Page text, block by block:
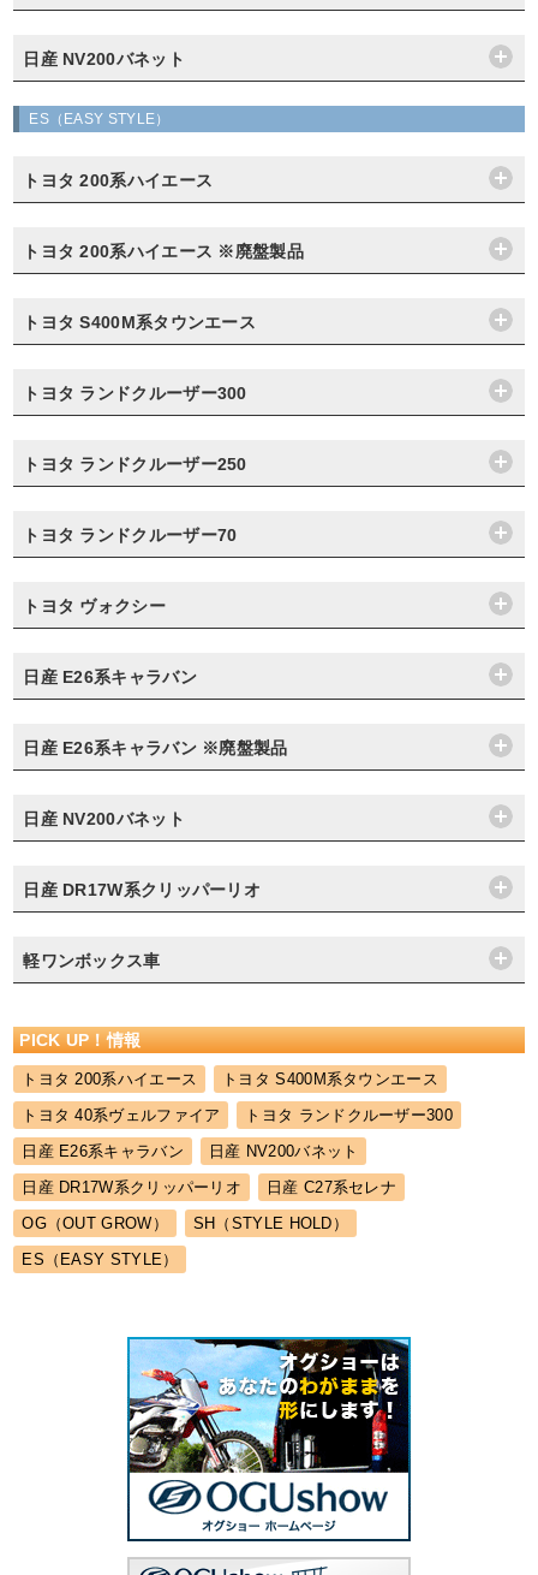
日産 NV200バネット
ES（EASY STYLE）
トヨタ 200系ハイエース
トヨタ 200系ハイエース ※廃盤製品
トヨタ S400M系タウンエース
トヨタ ランドクルーザー300
トヨタ ランドクルーザー250
トヨタ ランドクルーザー70
トヨタ ヴォクシー
日産 E26系キャラバン
日産 E26系キャラバン ※廃盤製品
日産 NV200バネット
日産 DR17W系クリッパーリオ
軽ワンボックス車
PICK UP！情報
トヨタ 200系ハイエース
トヨタ S400M系タウンエース
トヨタ 40系ヴェルファイア
トヨタ ランドクルーザー300
日産 E26系キャラバン
日産 NV200バネット
日産 DR17W系クリッパーリオ
日産 C27系セレナ
OG（OUT GROW）
SH（STYLE HOLD）
ES（EASY STYLE）